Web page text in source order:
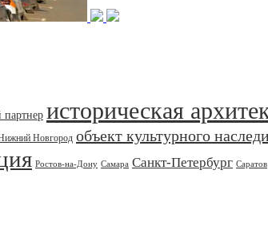
историческая
Новгород объект культурного
Ростов-на-Дону Самара Санкт-Петербург Саратов